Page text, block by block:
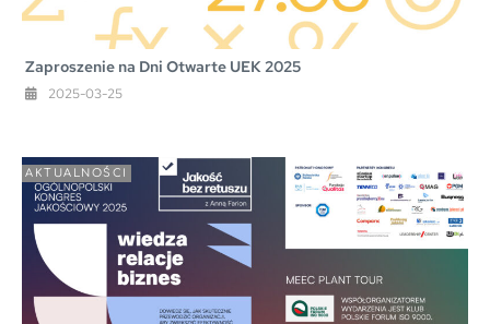
Zaproszenie na Dni Otwarte UEK 2025
2025-03-25
AKTUALNOŚCI